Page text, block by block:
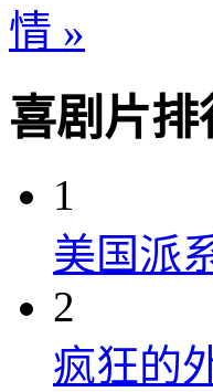
情 »
喜剧片排
1
美国派
2
疯狂的